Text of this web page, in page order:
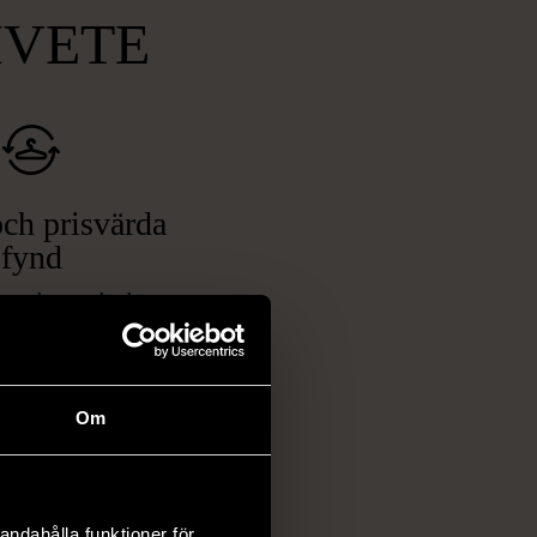
Om
prisvärda
fynd
ett brett utbud av
kläder och möbler
elektronik i våra
föremål som
vanliga butiker.